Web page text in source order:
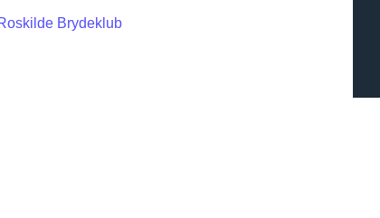
Brydeklub